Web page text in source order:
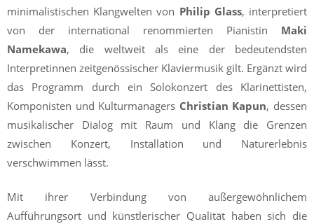
minimalistischen Klangwelten von Philip Glass, interpretiert
von der international renommierten Pianistin Maki
Namekawa, die weltweit als eine der bedeutendsten
Interpretinnen zeitgenössischer Klaviermusik gilt. Ergänzt wird
das Programm durch ein Solokonzert des Klarinettisten,
Komponisten und Kulturmanagers Christian Kapun, dessen
musikalischer Dialog mit Raum und Klang die Grenzen
zwischen Konzert, Installation und Naturerlebnis
verschwimmen lässt.
Mit ihrer Verbindung von außergewöhnlichem
Aufführungsort und künstlerischer Qualität haben sich die